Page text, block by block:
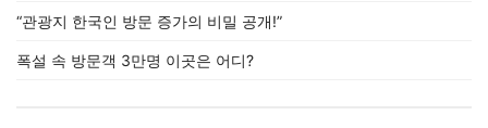
“관광지 한국인 방문 증가의 비밀 공개!”
폭설 속 방문객 3만명 이곳은 어디?